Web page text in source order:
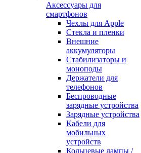
Аксессуары для
смартфонов
Чехлы для Apple
Стекла и пленки
Внешние
аккумуляторы
Стабилизаторы и
моноподы
Держатели для
телефонов
Беспроводные
зарядные устройства
Зарядные устройства
Кабели для
мобильных
устройств
Кольцевые лампы /